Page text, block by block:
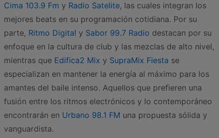
Cima 103.9 Fm y Radio Satelite, las cuales integran los
mejores beats en su programación cotidiana. Por su
parte, Ritmo Digital y Sabor 99.7 Radio destacan por su
enfoque en la cultura de club y las mezclas de alto nivel,
mientras que Edifica2 Mix y SupraMix Fiesta se
especializan en mantener la energía al máximo para los
amantes del baile intenso. Aquellos que prefieren una
fusión entre los ritmos electrónicos y lo contemporáneo
encontrarán en Urbano 98.1 FM una propuesta sólida y
vanguardista.